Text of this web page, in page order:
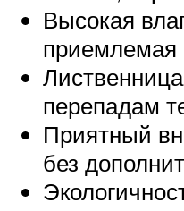
Высокая
приемлемая
перепадам
Приятный
без